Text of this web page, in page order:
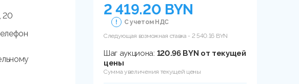
20
2 419.20 BYN
С учетом НДС
Следующая возможная ставка - 2 540.16 BYN
Шаг аукциона: 120.96 BYN от текущей
цены
Сумма увеличения текущей цены